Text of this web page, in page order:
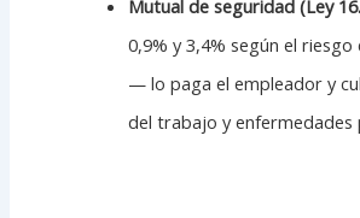
Mutual de seguridad (Ley
0,9% y 3,4% según el
— lo paga el empleador y
del trabajo y enfermedades